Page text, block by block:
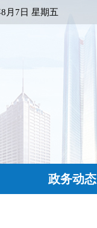
月7日 星期五
政务动态